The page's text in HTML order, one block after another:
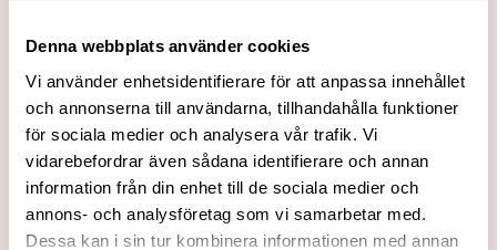
Denna webbplats använder cookies
Vi använder enhetsidentifierare för att anpassa innehållet
och annonserna till användarna, tillhandahålla funktioner
för sociala medier och analysera vår trafik. Vi
vidarebefordrar även sådana identifierare och annan
information från din enhet till de sociala medier och
annons- och analysföretag som vi samarbetar med.
Dessa kan i sin tur kombinera informationen med annan